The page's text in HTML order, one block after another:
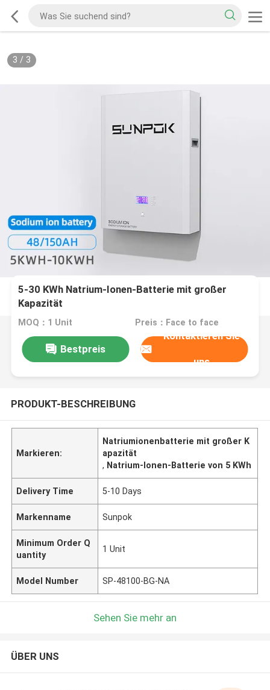
3 / 3
5-30 KWh Natrium-Ionen-Batterie mit großer
Kapazität
MOQ：1 Unit Preis：Face to face
Bestpreis
Kontaktieren Sie
uns
PRODUKT-BESCHREIBUNG
Markieren:
Natriumionenbatterie mit großer K
apazität
, Natrium-Ionen-Batterie von 5 KWh
Delivery Time 5-10 Days
Markenname Sunpok
Minimum Order Q
uantity
1 Unit
Model Number SP-48100-BG-NA
Sehen Sie mehr an
ÜBER UNS